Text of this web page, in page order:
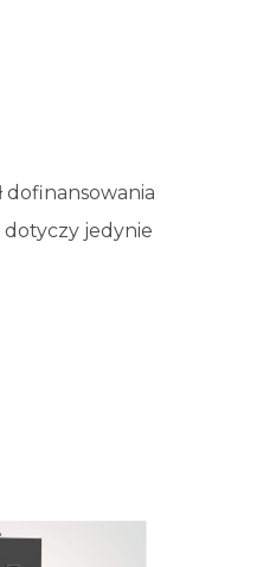
dofinansowania
dotyczy jedynie